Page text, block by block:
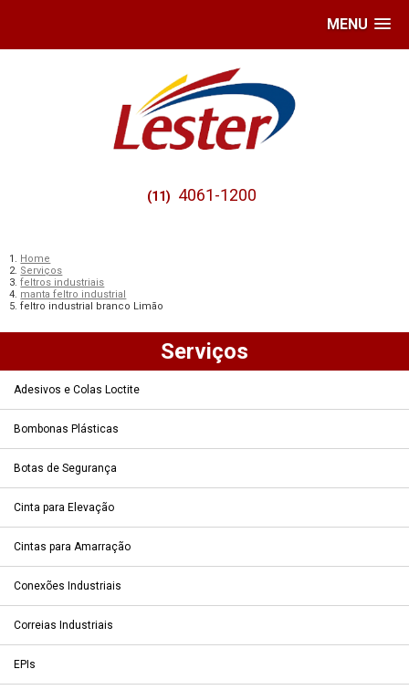
MENU
(11) 4061-1200
Home
Serviços
feltros industriais
manta feltro industrial
feltro industrial branco Limão
Serviços
Adesivos e Colas Loctite
Bombonas Plásticas
Botas de Segurança
Cinta para Elevação
Cintas para Amarração
Conexões Industriais
Correias Industriais
EPIs